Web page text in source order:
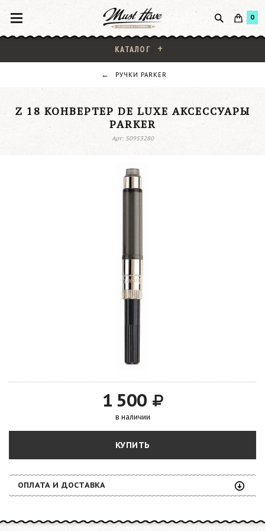
0
КАТАЛОГ
РУЧКИ PARKER
Z 18 КОНВЕРТЕР DE LUXE АКСЕССУАРЫ
PARKER
Арт: S0953280
1 500
в наличии
КУПИТЬ
ОПЛАТА И ДОСТАВКА